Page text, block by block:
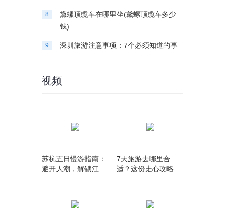
8
黛螺顶缆车在哪里坐(黛螺顶缆车多少
钱)
9 深圳旅游注意事项：7个必须知道的事
视频
苏杭五日慢游指南：
避开人潮，解锁江南
7天旅游去哪里合
适？这份走心攻略让